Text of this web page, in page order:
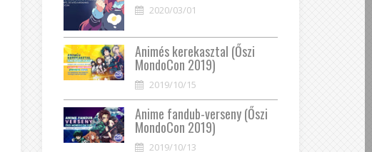
2020/03/01
Animés kerekasztal (Őszi
MondoCon 2019)
2019/10/15
Anime fandub-verseny (Őszi
MondoCon 2019)
2019/10/13